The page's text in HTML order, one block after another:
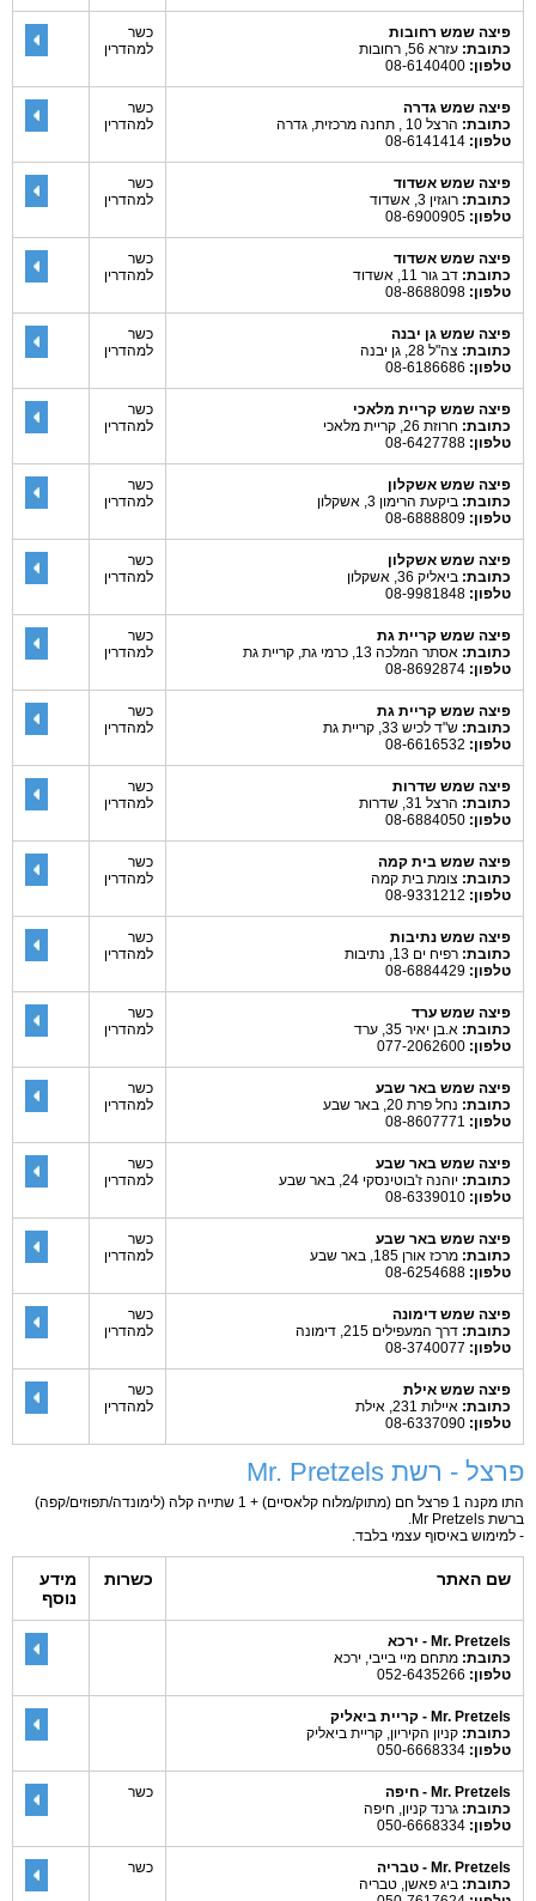
פיצה שמש רחובות
כתובת: עזרא 56, רחובות
טלפון:
כשר
למהדרין
פיצה שמש גדרה
כתובת: הרצל 10 , תחנה מרכזית, גדרה
טלפון:
כשר
למהדרין
פיצה שמש אשדוד
כתובת: רוגזין 3, אשדוד
טלפון:
כשר
למהדרין
פיצה שמש אשדוד
כתובת: דב גור 11, אשדוד
טלפון:
כשר
למהדרין
פיצה שמש גן יבנה
כתובת: צה"ל 28, גן יבנה
טלפון:
כשר
למהדרין
פיצה שמש קריית מלאכי
כתובת: חרוזת 26, קריית מלאכי
טלפון:
כשר
למהדרין
פיצה שמש אשקלון
כתובת: ביקעת הרימון 3, אשקלון
טלפון:
כשר
למהדרין
פיצה שמש אשקלון
כתובת: ביאליק 36, אשקלון
טלפון:
כשר
למהדרין
פיצה שמש קריית גת
כתובת: אסתר המלכה 13, כרמי גת, קריית גת
טלפון:
כשר
למהדרין
פיצה שמש קריית גת
כתובת: ש"ד לכיש 33, קריית גת
טלפון:
כשר
למהדרין
פיצה שמש שדרות
כתובת: הרצל 31, שדרות
טלפון:
כשר
למהדרין
פיצה שמש בית קמה
כתובת: צומת בית קמה
טלפון:
כשר
למהדרין
פיצה שמש נתיבות
כתובת: רפיח ים 13, נתיבות
טלפון:
כשר
למהדרין
פיצה שמש ערד
כתובת: א.בן יאיר 35, ערד
טלפון:
כשר
למהדרין
פיצה שמש באר שבע
כתובת: נחל פרת 20, באר שבע
טלפון:
כשר
למהדרין
פיצה שמש באר שבע
כתובת: יוהנה ז'בוטינסקי 24, באר שבע
טלפון:
כשר
למהדרין
פיצה שמש באר שבע
כתובת: מרכז אורן 185, באר שבע
טלפון:
כשר
למהדרין
פיצה שמש דימונה
כתובת: דרך המעפילים 215, דימונה
טלפון:
כשר
למהדרין
פיצה שמש אילת
כתובת: איילות 231, אילת
טלפון:
כשר
למהדרין
פרצל - רשת Mr. Pretzels
התו מקנה 1 פרצל חם (מתוק/מלוח קלאסיים) + 1 שתייה קלה (לימונדה/תפוזים/קפה)
ברשת Mr Pretzels.
- למימוש באיסוף עצמי בלבד.
שם האתר כשרות
מידע
נוסף
Mr. Pretzels - ירכא
כתובת: מתחם מיי בייבי, ירכא
טלפון:
Mr. Pretzels - קריית ביאליק
כתובת: קניון הקיריון, קריית ביאליק
טלפון:
Mr. Pretzels - חיפה
כתובת: גרנד קניון, חיפה
טלפון:
כשר
Mr. Pretzels - טבריה
כתובת: ביג פאשן, טבריה
כשר